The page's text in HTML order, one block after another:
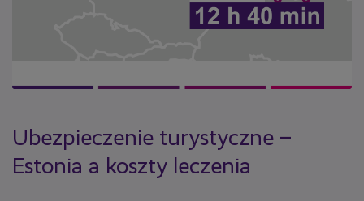
Ubezpieczenie turystyczne –
Estonia a koszty leczenia